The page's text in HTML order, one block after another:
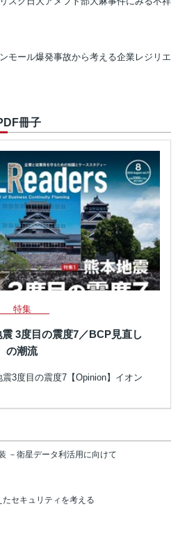
モール爆発事故から考える企業レジリエ
冊子
特集
3度目の震度7／BCP見直し
の潮流
3度目の震度7【Opinion】イオン
－衛星データ利活用に向けて
セキュリティを考える